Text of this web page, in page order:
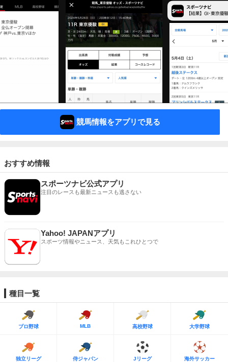
競馬情報をアプリで見る
おすすめ情報
スポーツナビ公式アプリ
注目のレースも最新ニュースも逃さない
Yahoo! JAPANアプリ
スポーツ情報やニュース、天気もこれひとつで
種目一覧
プロ野球 MLB 高校野球 大学野球
独立リーグ 侍ジャパン Jリーグ 海外サッカー